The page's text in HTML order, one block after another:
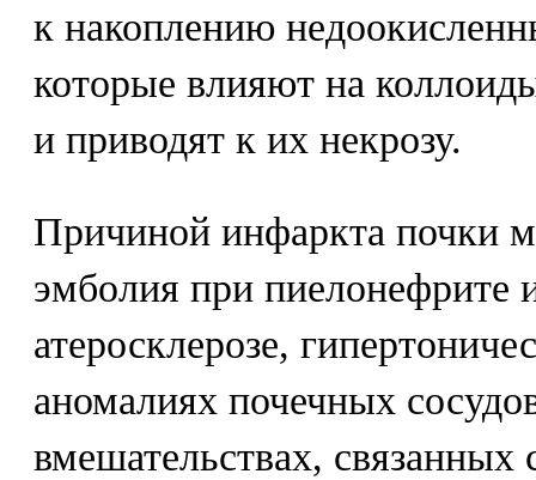
к накоплению
которые влияют на
и приводят к их некрозу.
Причиной инфаркта почки
эмболия при пиелонефрите
атеросклерозе,
аномалиях почечных
вмешательствах, связанных